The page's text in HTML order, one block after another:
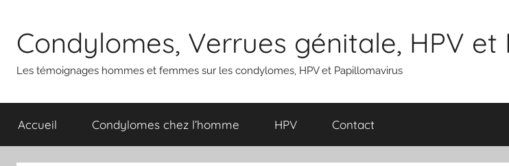
contenu
Condylomes, Verrues génitale, HPV
Les témoignages hommes et femmes sur les condylomes, HPV et Papillomavirus
Accueil Condylomes chez l’homme HPV Contact